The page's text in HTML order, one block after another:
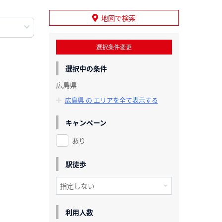
地図で検索
選択条件変更
選択中の条件
広島県
広島県 の エリアを全て表示する
キャンペーン
あり
駅徒歩
利用人数